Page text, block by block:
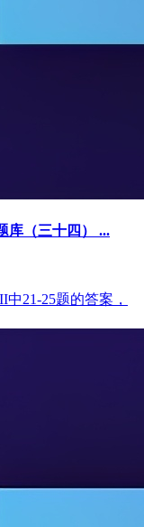
库（三十四） ...
21-25题的答案，